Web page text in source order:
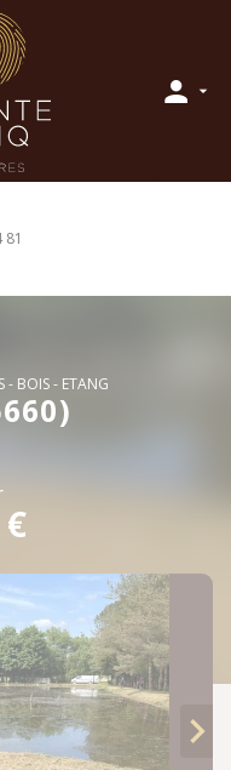
81
- BOIS - ETANG